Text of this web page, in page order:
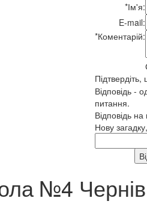
*Ім'я:
E-mail:
*Коментарій:
Відповідь -
питання.
Відповідь
Нову
№4